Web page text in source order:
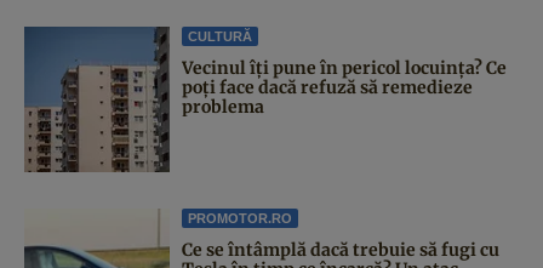
CULTURĂ
Vecinul îți pune în pericol locuința? Ce
poți face dacă refuză să remedieze
problema
PROMOTOR.RO
Ce se întâmplă dacă trebuie să fugi cu